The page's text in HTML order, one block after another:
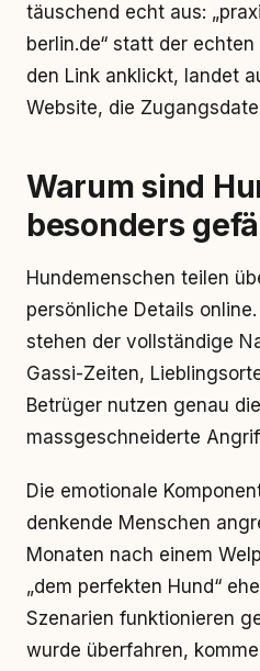
täuschend echt aus:
berlin.de“ statt der
den Link anklickt, landet
Website, die
Warum sind
besonders
Hundemenschen teilen
persönliche Details
stehen der vollständige
Gassi-Zeiten,
Betrüger nutzen genau
massgeschneiderte
Die emotionale
denkende Menschen
Monaten nach einem
„dem perfekten Hund“
Szenarien funktionieren
wurde überfahren,